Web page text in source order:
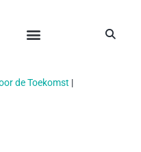
de Toekomst |